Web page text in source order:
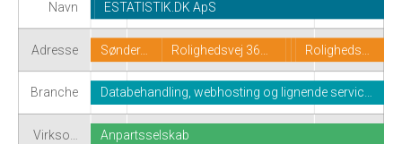
Navn
Adresse
Branche
Virkso…
ESTATISTIK.DK ApS
Sønder… Rolighedsvej 36… Roligheds…
Databehandling, webhosting og lignende servic…
Anpartsselskab